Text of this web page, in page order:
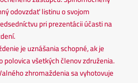
odovzdať listinu o svojom
pri prezentácii účasti na
je uznášania schopné, ak je
polovica všetkých členov združenia.
zhromaždenia sa vyhotovuje